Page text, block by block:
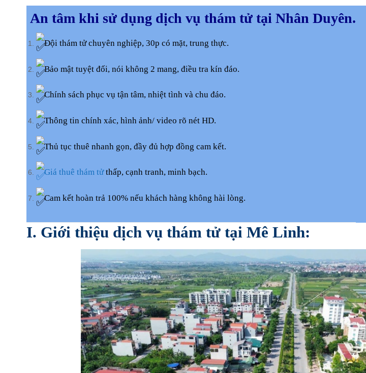
An tâm khi sử dụng dịch vụ thám tử tại Nhân Duyên.
Đội thám tử chuyên nghiệp, 30p có mặt, trung thực.
Bảo mật tuyệt đối, nói không 2 mang, điều tra kín đáo.
Chính sách phục vụ tận tâm, nhiệt tình và chu đáo.
Thông tin chính xác, hình ảnh/ video rõ nét HD.
Thủ tục thuê nhanh gọn, đầy đủ hợp đồng cam kết.
Giá thuê thám tửthấp, cạnh tranh, minh bạch.
Cam kết hoàn trả 100% nếu khách hàng không hài lòng.
I. Giới thiệu dịch vụ thám tử tại Mê Linh: